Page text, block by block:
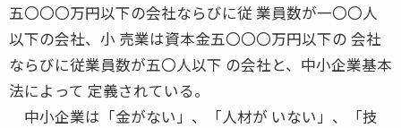
五〇〇〇万円以下の会社ならびに従 業員数が一〇〇人
以下の会社、小 売業は資本金五〇〇〇万円以下の 会社
ならびに従業員数が五〇人以下 の会社と、中小企業基本
法によって 定義されている。
中小企業は「金がない」、「人材が いない」、「技